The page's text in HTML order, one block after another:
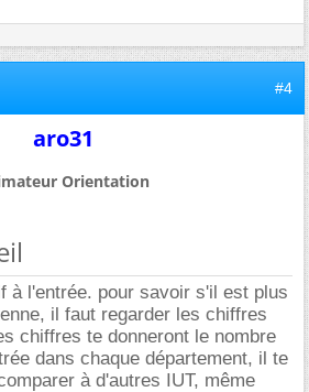
#4
aro31
Orientation
à l'entrée. pour savoir s'il est plus
il faut regarder les chiffres
chiffres te donneront le nombre
dans chaque département, il te
à d'autres IUT, même